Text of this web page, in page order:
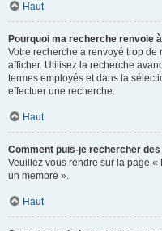
Haut
Pourquoi ma recherche renvoie
Votre recherche a renvoyé trop
afficher. Utilisez la recherche
termes employés et dans la
effectuer une recherche.
Haut
Comment puis-je rechercher
Veuillez vous rendre sur la page
un membre ».
Haut